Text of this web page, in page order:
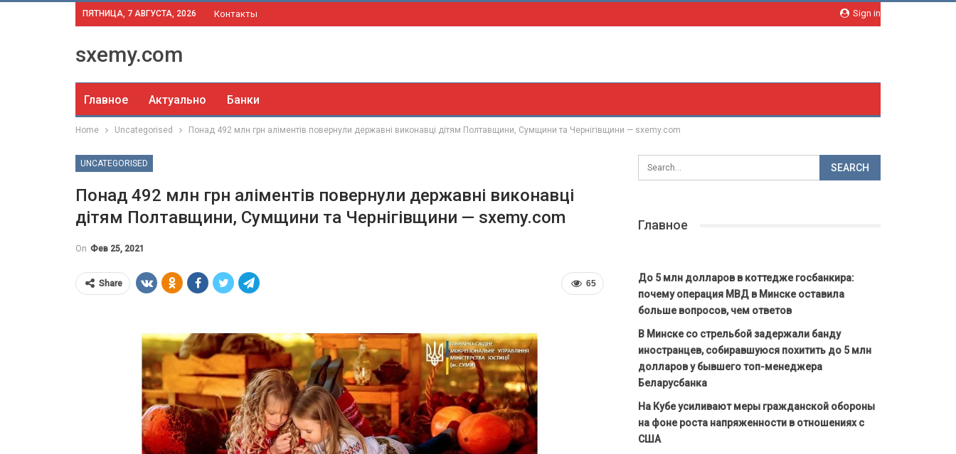
Sign in
ПЯТНИЦА, 7 АВГУСТА, 2026 Контакты
sxemy.com
Главное Актуально Банки
Home Uncategorised Понад 492 млн грн аліментів повернули державні виконавці дітям Полтавщини, Сумщини та Чернігівщини — sxemy.com
UNCATEGORISED
Понад 492 млн грн аліментів повернули державні виконавці
дітям Полтавщини, Сумщини та Чернігівщини — sxemy.com
On Фев 25, 2021
65
Share
Главное
До 5 млн долларов в коттедже госбанкира:
почему операция МВД в Минске оставила
больше вопросов, чем ответов
В Минске со стрельбой задержали банду
иностранцев, собиравшуюся похитить до 5 млн
долларов у бывшего топ-менеджера
Беларусбанка
На Кубе усиливают меры гражданской обороны
на фоне роста напряженности в отношениях с
США